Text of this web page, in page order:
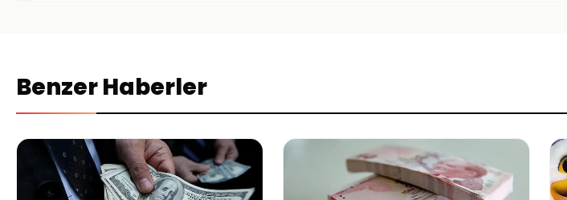
Benzer Haberler